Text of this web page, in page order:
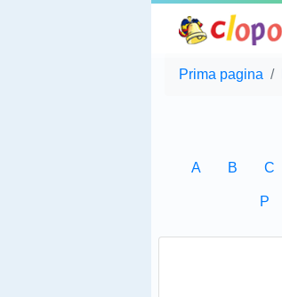
Prima pagina
A B C
P